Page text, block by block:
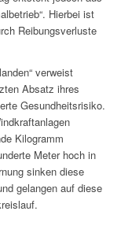
Hierbei ist
Reibungsverluste
verweist
Absatz ihres
Gesundheitsrisiko.
Kilogramm
Meter hoch in
sinken diese
gelangen auf diese